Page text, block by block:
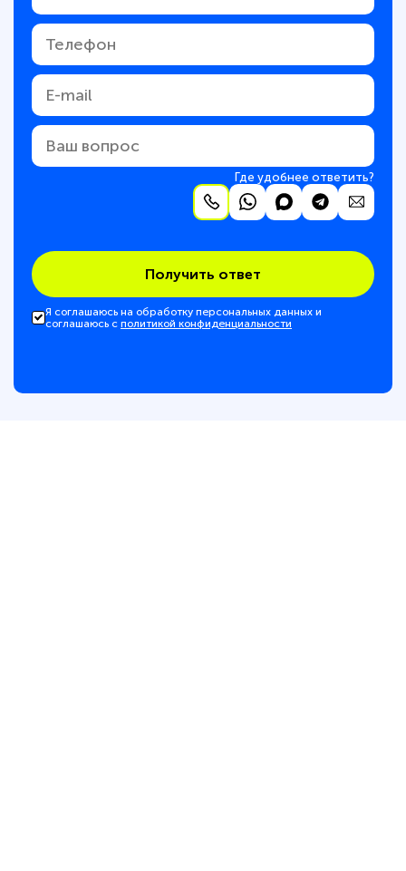
Где удобнее ответить?
Получить ответ
Я соглашаюсь на обработку персональных данных и
соглашаюсь с политикой конфиденциальности